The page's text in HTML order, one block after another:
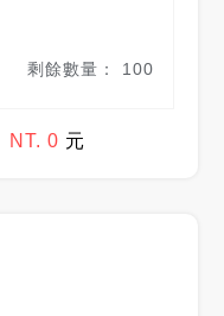
剩餘數量： 100
NT. 0 元